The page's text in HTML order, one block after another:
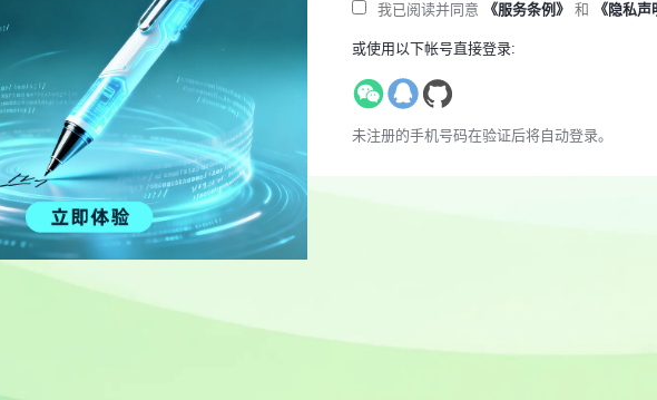
我已阅读并同意 《服务条例》 和 《隐私声
或使用以下帐号直接登录:
未注册的手机号码在验证后将自动登录。